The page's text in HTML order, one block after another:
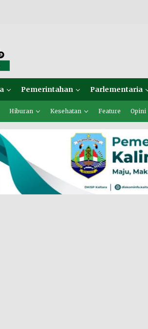
Pemerintahan Parlementaria
Hiburan Kesehatan Feature Opini